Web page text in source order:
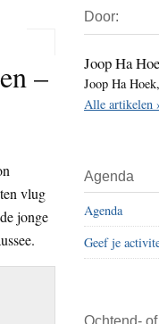
d
e
z
e
s
t
e
n
n
d
e
s
i
t
e
–
vlug
jonge
Sidebar
Door:
Joop Ha
Joop Ha
Alle artikelen
Agenda
Agenda
Geef je